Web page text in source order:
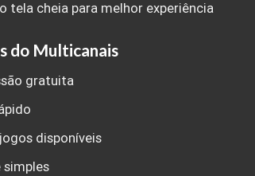
tela cheia para melhor experiência
do Multicanais
gratuita
disponíveis